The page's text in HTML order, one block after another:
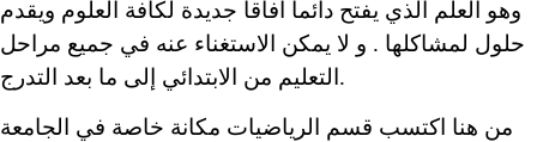
وهو العلم الذي يفتح دائما آفاقا جديدة لكافة العلوم ويقدم
حلول لمشاكلها . و لا يمكن الاستغناء عنه في جميع مراحل
التعليم من الابتدائي إلى ما بعد التدرج.
من هنا اكتسب قسم الرياضيات مكانة خاصة في الجامعة